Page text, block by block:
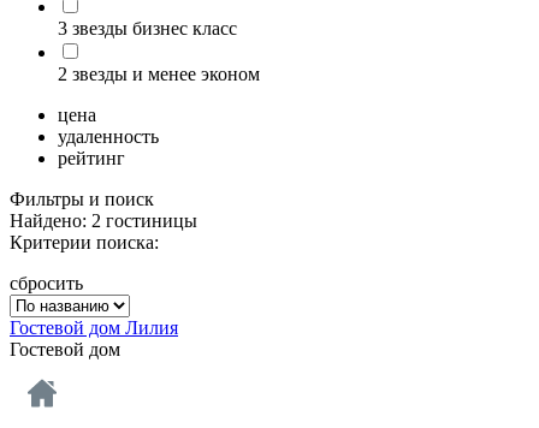
3 звезды бизнес класс
2 звезды и менее эконом
цена
удаленность
рейтинг
Фильтры и поиск
Найдено: 2 гостиницы
Критерии поиска:
сбросить
Гостевой дом Лилия
Гостевой дом